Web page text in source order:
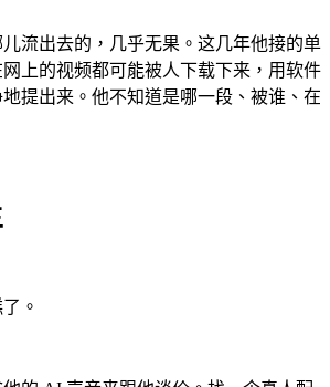
流出去的，几乎无果。这几年他接的单
上的视频都可能被人下载下来，用软件
提出来。他不知道是哪一段、被谁、在
。